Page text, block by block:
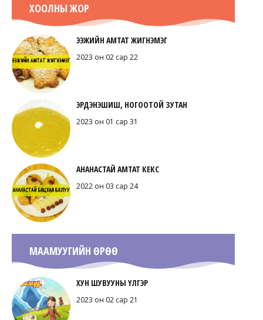
ХООЛНЫ ЖОР
ЭЭЖИЙН АМТАТ ЖИГНЭМЭГ
2023 он 02 сар 22
ЭРДЭНЭШИШ, НОГООТОЙ ЗУТАН
2023 он 01 сар 31
АНАНАСТАЙ АМТАТ КЕКС
2022 он 03 сар 24
МААМУУГИЙН ӨРӨӨ
ХУН ШУВУУНЫ ҮЛГЭР
2023 он 02 сар 21